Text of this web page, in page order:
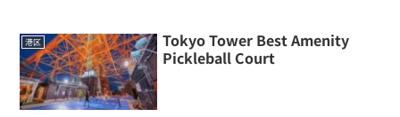
港区
Tokyo Tower Best Amenity
Pickleball Court